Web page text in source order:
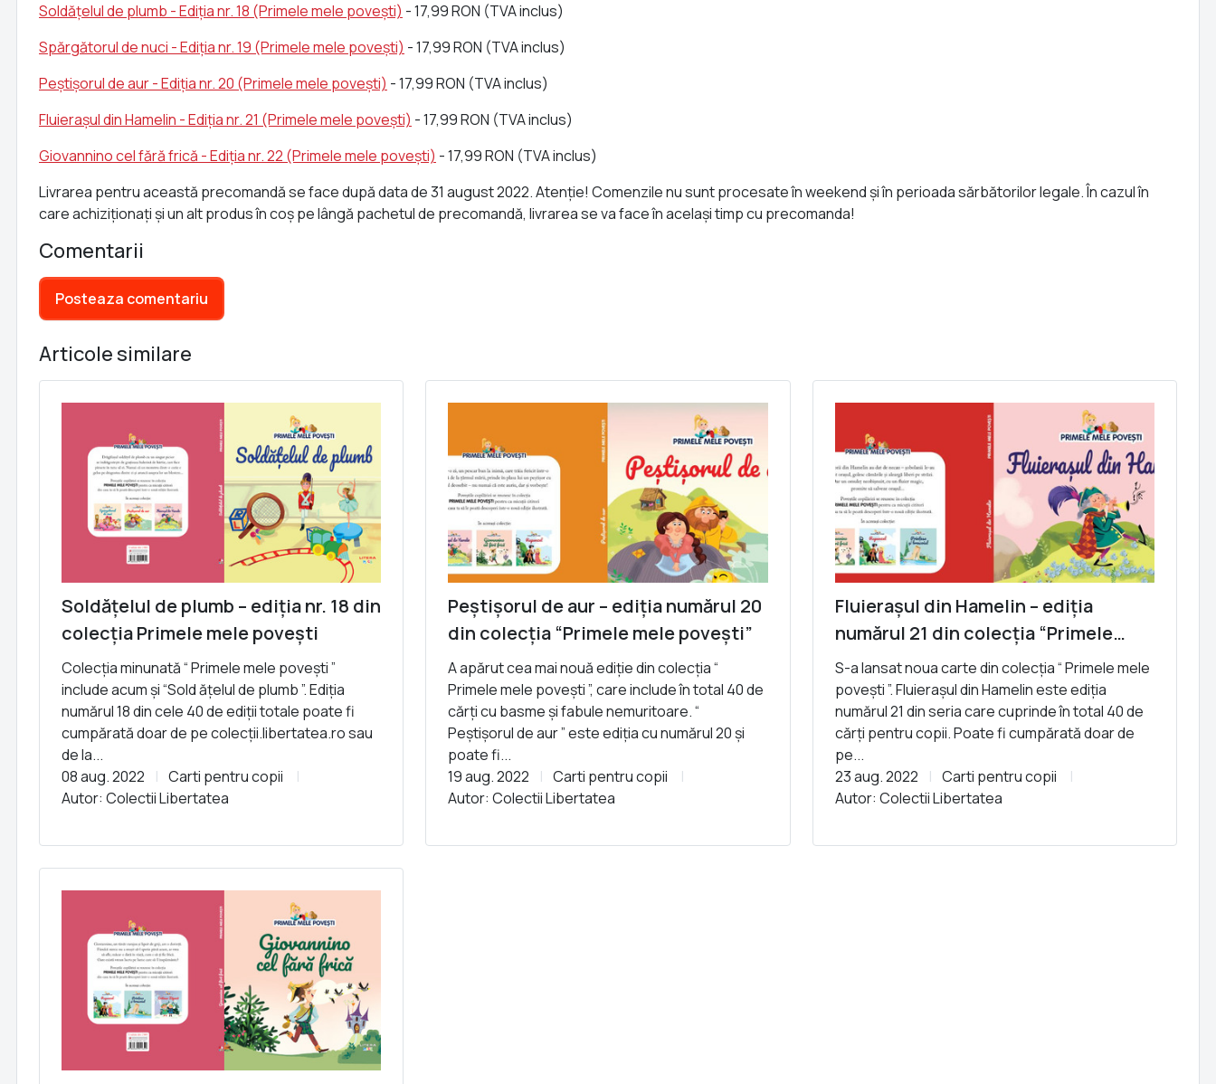
Soldățelul de plumb - Ediția nr. 18 (Primele mele povești) - 17,99 RON (TVA inclus)
Spărgătorul de nuci - Ediția nr. 19 (Primele mele povești) - 17,99 RON (TVA inclus)
Peștișorul de aur - Ediția nr. 20 (Primele mele povești) - 17,99 RON (TVA inclus)
Fluierașul din Hamelin - Ediția nr. 21 (Primele mele povești) - 17,99 RON (TVA inclus)
Giovannino cel fără frică - Ediția nr. 22 (Primele mele povești) - 17,99 RON (TVA inclus)
Livrarea pentru această precomandă se face după data de 31 august 2022. Atenție! Comenzile nu sunt procesate în weekend și în perioada sărbătorilor legale. În cazul în
care achiziționați și un alt produs în coș pe lângă pachetul de precomandă, livrarea se va face în același timp cu precomanda!
Comentarii
Posteaza comentariu
Articole similare
Soldățelul de plumb – ediția nr. 18 din
colecția Primele mele povești
Colecția minunată “ Primele mele povești ”
include acum și “Sold ățelul de plumb ”. Ediția
numărul 18 din cele 40 de ediții totale poate fi
cumpărată doar de pe colecții.libertatea.ro sau
de la...
08 aug. 2022
Carti pentru copii
Autor: Colectii Libertatea
Peștișorul de aur – ediția numărul 20
din colecția “Primele mele povești”
A apărut cea mai nouă ediție din colecția “
Primele mele povești ”, care include în total 40 de
cărți cu basme și fabule nemuritoare. “
Peștișorul de aur ” este ediția cu numărul 20 și
poate fi...
19 aug. 2022
Carti pentru copii
Autor: Colectii Libertatea
Fluierașul din Hamelin – ediția
numărul 21 din colecția “Primele
mele povești”
S-a lansat noua carte din colecția “ Primele mele
povești ”. Fluierașul din Hamelin este ediția
numărul 21 din seria care cuprinde în total 40 de
cărți pentru copii. Poate fi cumpărată doar de
pe...
23 aug. 2022
Carti pentru copii
Autor: Colectii Libertatea